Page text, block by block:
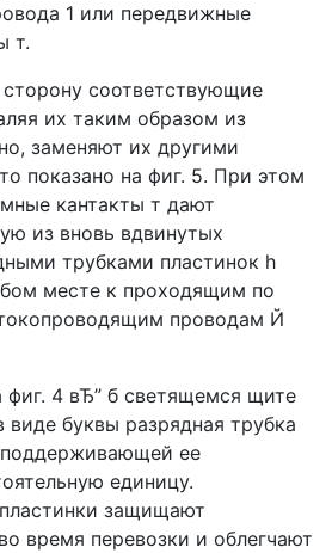
1 или передвижные
т.
соответствующие
их таким образом из
заменяют их другими
показано на фиг. 5. При этом
кантакты т дают
из вновь вдвинутых
трубками пластинок h
месте к проходящим по
проводам Й
4 вЂ” б светящемся щите
виде буквы разрядная трубка
ее
единицу.
защищают
время перевозки и облегчают